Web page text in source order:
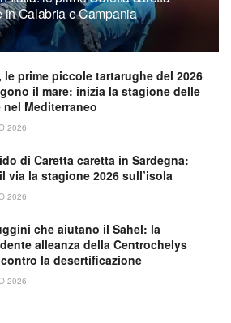
in Calabria e Campania
le prime piccole tartarughe del 2026
il mare: inizia la stagione delle
Mediterraneo
2026
di Caretta caretta in Sardegna:
via la stagione 2026 sull’isola
2026
che aiutano il Sahel: la
alleanza della Centrochelys
la desertificazione
2026